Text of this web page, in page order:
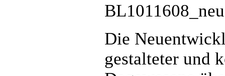
BL1011608_neu
Die
gestalteter und